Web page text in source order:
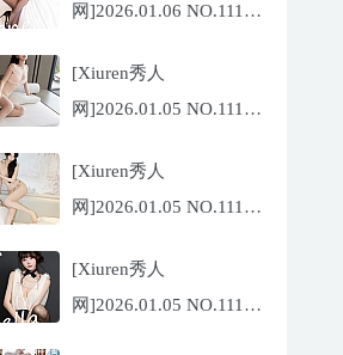
网]2026.01.06 NO.11197
_Renee@[69P/755.32MB]
[Xiuren秀人
网]2026.01.05 NO.11195
[Xiuren秀人
网]2026.01.05 NO.11194
er[67P/671.86MB]
[Xiuren秀人
网]2026.01.05 NO.11191